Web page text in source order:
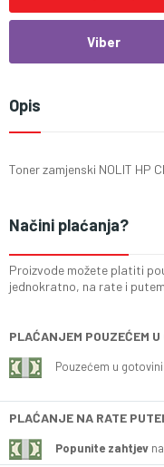
Viber
Opis
Toner zamjenski NOLIT HP
Načini plaćanja?
Proizvode možete platiti
jednokratno, na rate i
PLAĆANJEM POUZEĆEM U
Pouzećem u
PLAĆANJE NA RATE
Popunite zahtjev